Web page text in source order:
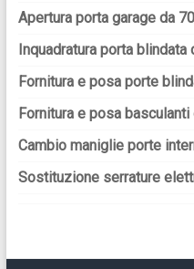
Apertura porta garage da
Inquadratura porta blindata
Fornitura e posa porte
Fornitura e posa
Cambio maniglie porte
Sostituzione serrature